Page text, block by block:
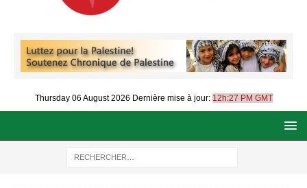
Thursday 06 August 2026 Dernière mise à jour: 12h:27 PM GMT